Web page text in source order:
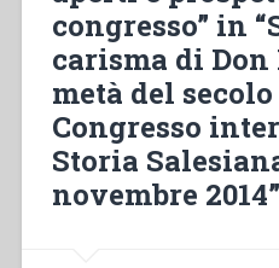
liêng”
congresso” in
carisma di
metà del
Congresso
Storia
novembre 2014”